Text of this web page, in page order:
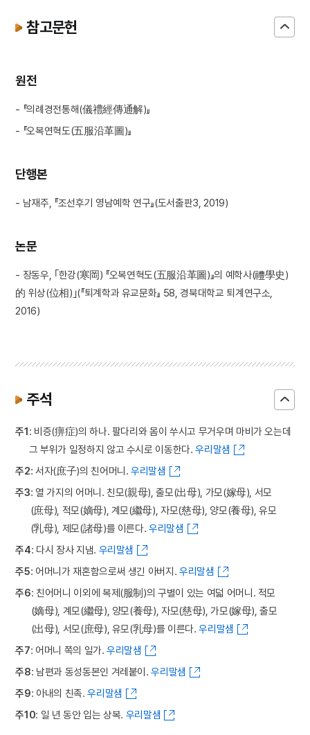
참고문헌
원전
- 『의례경전통해(儀禮經傳通解)』
- 『오복연혁도(五服沿革圖)』
단행본
- 남재주, 『조선후기 영남예학 연구』(도서출판3, 2019)
논문
- 장동우, ｢한강(寒岡) 『오복연혁도(五服沿革圖)』의 예학사(禮學史)
的 위상(位相)｣(『퇴계학과 유교문화』 58, 경북대학교 퇴계연구소,
2016)
주석
주1: 비증(痹症)의 하나. 팔다리와 몸이 쑤시고 무거우며 마비가 오는데
그 부위가 일정하지 않고 수시로 이동한다.우리말샘
주2: 서자(庶子)의 친어머니.우리말샘
주3: 열 가지의 어머니. 친모(親母), 출모(出母), 가모(嫁母), 서모
(庶母), 적모(嫡母), 계모(繼母), 자모(慈母), 양모(養母), 유모
(乳母), 제모(諸母)를 이른다.우리말샘
주4: 다시 장사 지냄. 우리말샘
주5: 어머니가 재혼함으로써 생긴 아버지.우리말샘
주6: 친어머니 이외에 복제(服制)의 구별이 있는 여덟 어머니. 적모
(嫡母), 계모(繼母), 양모(養母), 자모(慈母), 가모(嫁母), 출모
(出母), 서모(庶母), 유모(乳母)를 이른다.우리말샘
주7: 어머니 쪽의 일가.우리말샘
주8: 남편과 동성동본인 겨레붙이.우리말샘
주9: 아내의 친족.우리말샘
주10: 일 년 동안 입는 상복. 우리말샘